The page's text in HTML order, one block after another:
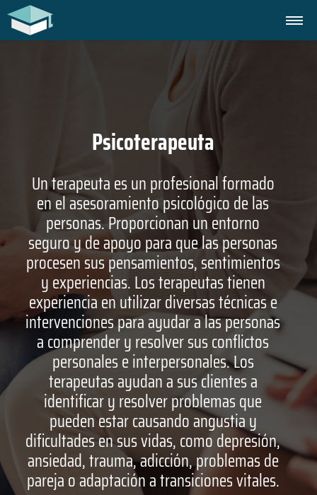
Psicoterapeuta
Un terapeuta es un profesional formado
en el asesoramiento psicológico de las
personas. Proporcionan un entorno
seguro y de apoyo para que las personas
procesen sus pensamientos, sentimientos
y experiencias. Los terapeutas tienen
experiencia en utilizar diversas técnicas e
intervenciones para ayudar a las personas
a comprender y resolver sus conflictos
personales e interpersonales. Los
terapeutas ayudan a sus clientes a
identificar y resolver problemas que
pueden estar causando angustia y
dificultades en sus vidas, como depresión,
ansiedad, trauma, adicción, problemas de
pareja o adaptación a transiciones vitales.